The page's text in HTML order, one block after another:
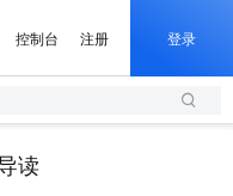
控制台 注册 登录
读
ACS
的湖仓一体化架构
补贴
计划
伴赋能合作